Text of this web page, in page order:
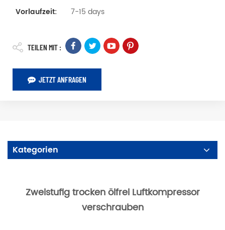
Vorlaufzeit: 7-15 days
TEILEN MIT :
JETZT ANFRAGEN
Kategorien
Zweistufig trocken ölfrei Luftkompressor
verschrauben